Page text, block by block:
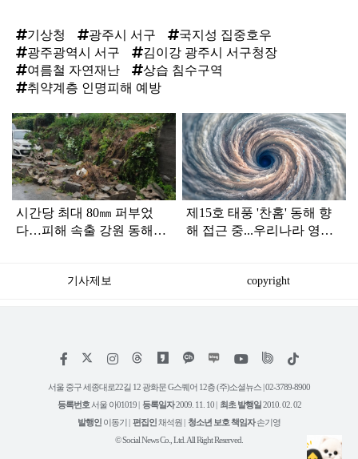
기상청 광주시 서구
국지성 집중호우
광주광역시 서구
김이강 광주시 서구청장
여름철 자연재난
상습 침수구역
취약계층 인명피해 예방
탑
라
인
시간당 최대 80㎜ 퍼부었
다…피해 속출 강원 동해안
제15호 태풍 '찬홈' 동해 향
해 접근 중...우리나라 영향
기사제보 copyright
페
스
인
타
램
위
트
유
튜
틱
서울 중구 세종대로22길 12 광화문 G스퀘어 12층 (주)소셜뉴스 | 02-3789-8900
등록번호 서울 아01019 | 등록일자2009. 11. 10 | 최초 발행일2010. 02. 02
발행인 이동기 | 편집인채석원 | 청소년 보호 책임자손기영
© Social News Co., Ltd. All Right Reserved.